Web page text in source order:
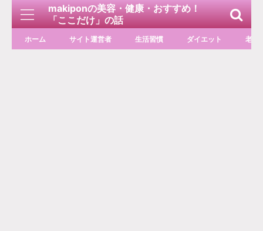
makiponの美容・健康・おすすめ！
「ここだけ」の話
ホーム サイト運営者 生活習慣 ダイエット 老化